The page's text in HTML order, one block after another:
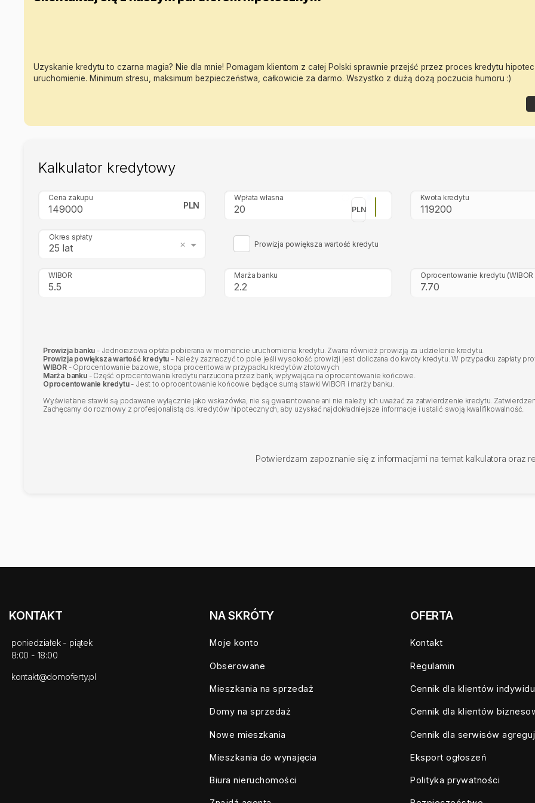
Uzyskanie kredytu to czarna magia? Nie dla mnie! Pomagam klientom z całej Polski sprawnie przejść przez proces kredytu
uruchomienie. Minimum stresu, maksimum bezpieczeństwa, całkowicie za darmo. Wszystko z dużą dozą poczucia humoru :)
Kalkulator kredytowy
Cena zakupu
PLN
Wpłata własna
PLN
Kwota kredytu
Okres spłaty
25 lat Prowizja powiększa wartość kredytu
WIBOR Marża banku Oprocentowanie kredytu
Prowizja banku - Jednorazowa opłata pobierana w momencie uruchomienia kredytu. Zwana również prowizją za udzielenie kredytu.
Prowizja powiększa wartość kredytu - Należy zaznaczyć to pole jeśli wysokość prowizji jest doliczana do kwoty kredytu. W przypadku zapłaty
WIBOR - Oprocentowanie bazowe, stopa procentowa w przypadku kredytów złotowych
Marża banku- Część oprocentowania kredytu narzucona przez bank, wpływająca na oprocentowanie końcowe.
Oprocentowanie kredytu- Jest to oprocentowanie końcowe będące sumą stawki WIBOR i marży banku.
Wyświetlane stawki są podawane wyłącznie jako wskazówka, nie są gwarantowane ani nie należy ich uważać za zatwierdzenie kredytu.
Zachęcamy do rozmowy z profesjonalistą ds. kredytów hipotecznych, aby uzyskać najdokładniejsze informacje i ustalić swoją kwalifikowalność.
Potwierdzam zapoznanie się z informacjami na temat kalkulatora oraz
KONTAKT
poniedziałek - piątek
8:00 - 18:00
kontakt@domoferty.pl
NA SKRÓTY
Moje konto
Obserowane
Mieszkania na sprzedaż
Domy na sprzedaż
Nowe mieszkania
Mieszkania do wynajęcia
Biura nieruchomości
OFERTA
Kontakt
Regulamin
Cennik dla klientów
Cennik dla klientów
Cennik dla serwisów
Eksport ogłoszeń
Polityka prywatności